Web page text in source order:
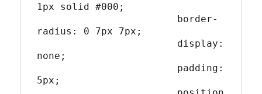
1px solid #000;
radius: 0 7px 7px;
none;
5px;